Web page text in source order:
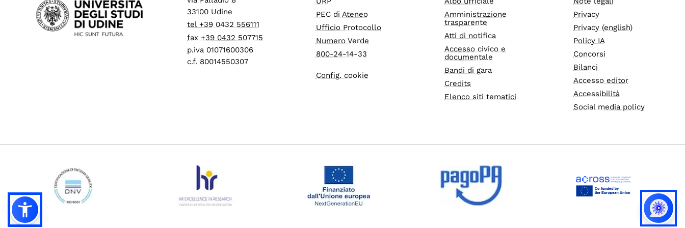
33100 Udine
tel +39 0432 556111
fax +39 0432 507715
p.iva 01071600306
c.f. 80014550307
PEC di Ateneo
Ufficio Protocollo
Numero Verde
800-24-14-33
Config. cookie
Amministrazione
trasparente
Atti di notifica
Accesso civico e
documentale
Bandi di gara
Credits
Elenco siti tematici
Privacy
Privacy (english)
Policy IA
Concorsi
Bilanci
Accesso editor
Accessibilità
Social media policy